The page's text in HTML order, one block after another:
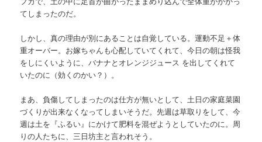
てしまったのだ。
しかし、真の理由が別にあることは自覚している。運動不足＋体
重オーバー。お嫁ちゃんも心配していてくれて、今日の朝は怪我
をしにくいように、バナナとオレンジジュース を出してくれて
いたのに（効くのかい？）。
まあ、負傷してしまったのは仕方が無いとして、土日の家庭菜園
づくりが出来なくなってしまいそうだ。先週は草取りをして、今
週は土を『ふるい』にかけて肥料を混ぜようとしていたのに。周
りの人たちに、三日坊主と言われそう。